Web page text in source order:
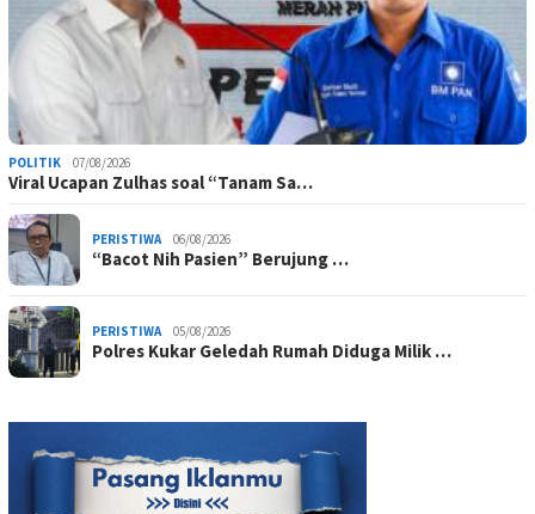
POLITIK 07/08/2026
Viral Ucapan Zulhas soal “Tanam Sa…
PERISTIWA 06/08/2026
“Bacot Nih Pasien” Berujung …
PERISTIWA 05/08/2026
Polres Kukar Geledah Rumah Diduga Milik …